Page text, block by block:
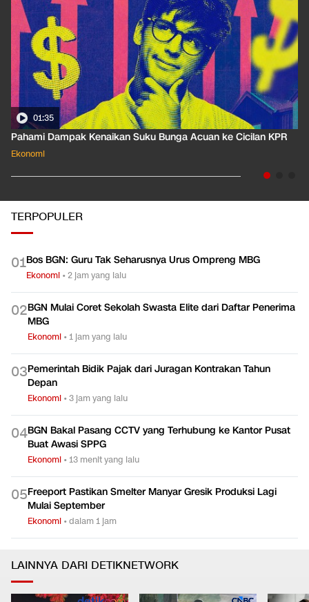
01:35
Pahami Dampak Kenaikan Suku Bunga Acuan ke Cicilan KPR
Ekonomi
TERPOPULER
01Bos BGN: Guru Tak Seharusnya Urus Ompreng MBG
Ekonomi •2 jam yang lalu
02BGN Mulai Coret Sekolah Swasta Elite dari Daftar Penerima
MBG
Ekonomi •1 jam yang lalu
03Pemerintah Bidik Pajak dari Juragan Kontrakan Tahun
Depan
Ekonomi •3 jam yang lalu
04BGN Bakal Pasang CCTV yang Terhubung ke Kantor Pusat
Buat Awasi SPPG
Ekonomi •13 menit yang lalu
05Freeport Pastikan Smelter Manyar Gresik Produksi Lagi
Mulai September
Ekonomi •dalam 1 jam
LAINNYA DARI DETIKNETWORK